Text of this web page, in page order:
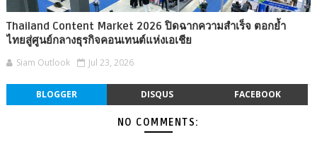
Thailand Content Market 2026 ปิดฉากความสำเร็จ ตอกย้ำ
ไทยสู่ศูนย์กลางธุรกิจคอนเทนต์แห่งเอเชีย
Siam Outlook Jul 23, 2026
BLOGGER DISQUS FACEBOOK
NO COMMENTS: